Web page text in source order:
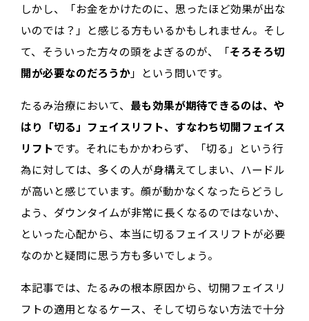
しかし、「お金をかけたのに、思ったほど効果が出な
いのでは？」と感じる方もいるかもしれません。そし
て、そういった方々の頭をよぎるのが、「そろそろ切
開が必要なのだろうか」という問いです。
たるみ治療において、 最も効果が期待できるのは、や
はり「切る」フェイスリフト、すなわち切開フェイス
リフトです。それにもかかわらず、「切る」という行
為に対しては、多くの人が身構えてしまい、ハードル
が高いと感じています。顔が動かなくなったらどうし
よう、ダウンタイムが非常に長くなるのではないか、
といった心配から、本当に切るフェイスリフトが必要
なのかと疑問に思う方も多いでしょう。
本記事では、たるみの根本原因から、切開フェイスリ
フトの適用となるケース、そして切らない方法で十分